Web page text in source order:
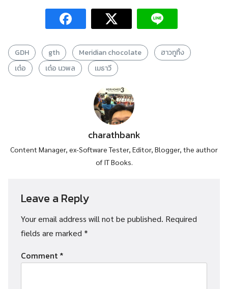
GDH gth Meridian chocolate
ฮาวทูทิ้ง
เต๋อ
เต๋อ นวพล เมธาวี
charathbank
Content Manager, ex-Software Tester, Editor, Blogger, the author
of IT Books.
Leave a Reply
Your email address will not be published. Required
fields are marked *
Comment *